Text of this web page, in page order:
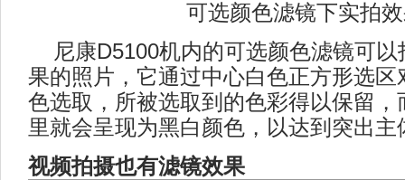
可选颜色滤镜下实拍
尼康D5100机内的可选颜色滤镜可以
果的照片，它通过中心白色正方形选区
色选取，所被选取到的色彩得以保留，
里就会呈现为黑白颜色，以达到突出主
视频拍摄也有滤镜效果